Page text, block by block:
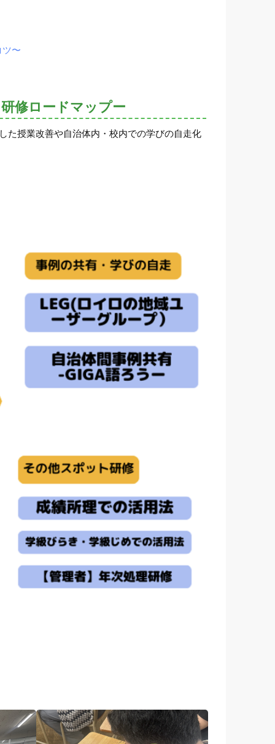
〜
修ロードマップー
た授業改善や自治体内・校内での学びの自走化